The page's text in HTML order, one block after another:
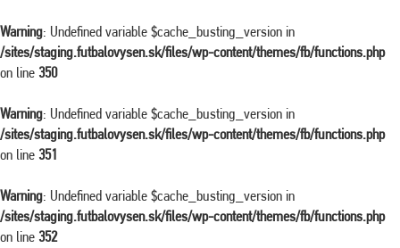
Warning: Undefined variable $cache_busting_version in
/sites/staging.futbalovysen.sk/files/wp-content/themes/fb/functions.php
on line 350
Warning: Undefined variable $cache_busting_version in
/sites/staging.futbalovysen.sk/files/wp-content/themes/fb/functions.php
on line 351
Warning: Undefined variable $cache_busting_version in
/sites/staging.futbalovysen.sk/files/wp-content/themes/fb/functions.php
on line 352